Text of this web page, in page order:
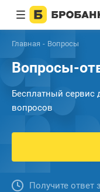
Главная Вопросы
Вопросы-
Бесплатный
вопросов
Получите ответ